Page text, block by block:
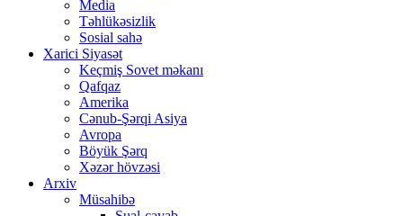
Media
Təhlükəsizlik
Sosial sahə
Xarici Siyasət
Keçmiş Sovet məkanı
Qafqaz
Amerika
Cənub-Şərqi Asiya
Avropa
Böyük Şərq
Xəzər hövzəsi
Arxiv
Müsahibə